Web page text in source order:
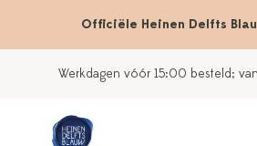
Officiële Heinen Delfts
Werkdagen vóór 15:00 besteld;